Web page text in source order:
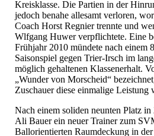
Kreisklasse. Die Partien in der
jedoch benahe allesamt verloren,
Coach Horst Regnier trennte und
Wlfgang Huwer verpflichtete. Eine
Frühjahr 2010 mündete nach einem
Saisonspiel gegen Trier-Irsch im
möglich gehaltenen Klassenerhalt.
„Wunder von Morscheid“
Zuschauer diese einmalige Leistung
Nach einem soliden neunten Platz
Ali Bauer ein neuer Trainer zum
Ballorientierten Raumdeckung in